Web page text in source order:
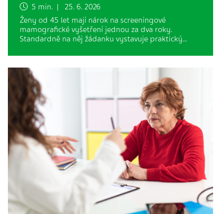
5 min. | 25. 6. 2026
Ženy od 45 let mají nárok na screeningové
mamografické vyšetření jednou za dva roky.
Standardně na něj žádanku vystavuje praktický…